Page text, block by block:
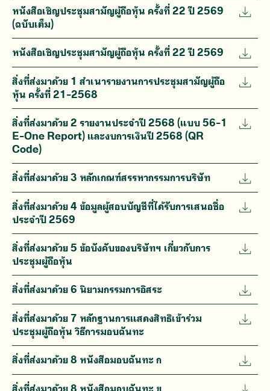
หนังสือเชิญประชุมสามัญผู้ถือหุ้น ครั้งที่ 22 ปี 2569
(ฉบับเต็ม)
หนังสือเชิญประชุมสามัญผู้ถือหุ้น ครั้งที่ 22 ปี 2569
สิ่งที่ส่งมาด้วย 1 สำเนารายงานการประชุมสามัญผู้ถือ
หุ้น ครั้งที่ 21-2568
สิ่งที่ส่งมาด้วย 2 รายงานประจำปี 2568 (แบบ 56-1
E-One Report) และงบการเงินปี 2568 (QR
Code)
สิ่งที่ส่งมาด้วย 3 หลักเกณฑ์สรรหากรรมการบริษัท
สิ่งที่ส่งมาด้วย 4 ข้อมูลผู้สอบบัญชีที่ได้รับการเสนอชื่อ
ประจำปี 2569
สิ่งที่ส่งมาด้วย 5 ข้อบังคับของบริษัทฯ เกี่ยวกับการ
ประชุมผู้ถือหุ้น
สิ่งที่ส่งมาด้วย 6 นิยามกรรมการอิสระ
สิ่งที่ส่งมาด้วย 7 หลักฐานการแสดงสิทธิเข้าร่วม
ประชุมผู้ถือหุ้น วิธีการมอบฉันทะ
สิ่งที่ส่งมาด้วย 8 หนังสือมอบฉันทะ ก